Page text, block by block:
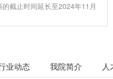
截止时间延长至2024年11月
业动态 我院简介 人